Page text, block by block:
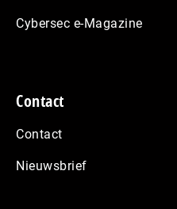
Cybersec e-Magazine
Contact
Contact
Nieuwsbrief